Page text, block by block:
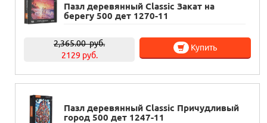
Пазл деревянный Classic Закат на
берегу 500 дет 1270-11
2,365.00руб.
2129 руб.
Купить
Пазл деревянный Classic Причудливый
город 500 дет 1247-11